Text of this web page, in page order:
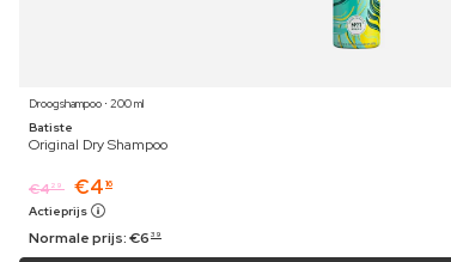
Droogshampoo ⋅ 200 ml
Batiste
Original Dry Shampoo
€429 €4 16
Actieprijs
Normale prijs:€6 39